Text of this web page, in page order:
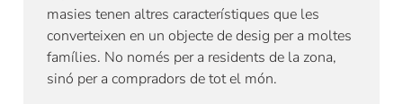
masies tenen altres característiques que les
converteixen en un objecte de desig per a moltes
famílies. No només per a residents de la zona,
sinó per a compradors de tot el món.